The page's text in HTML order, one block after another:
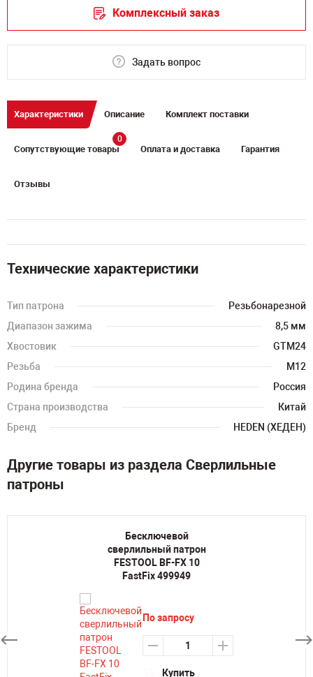
Комплексный заказ
Задать вопрос
Характеристики Описание Комплект поставки
Сопутствующие товары
0
Оплата и доставка Гарантия
Отзывы
Технические характеристики
Тип патрона
Резьбонарезной
Диапазон зажима
8,5 мм
Хвостовик
GTM24
Резьба
M12
Родина бренда
Россия
Страна производства
Китай
Бренд
HEDEN (ХЕДЕН)
Другие товары из раздела Сверлильные
патроны
Бесключевой
сверлильный патрон
FESTOOL BF-FX 10
FastFix 499949
По запросу
Купить